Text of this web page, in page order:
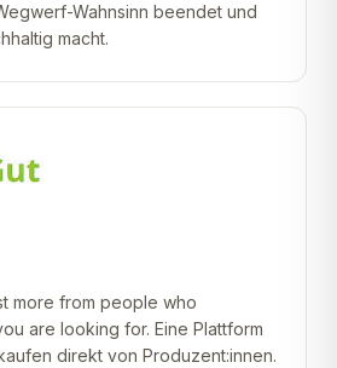
Wahnsinn beendet und
macht.
more from people who
are looking for. Eine Plattform
direkt von Produzent:innen.